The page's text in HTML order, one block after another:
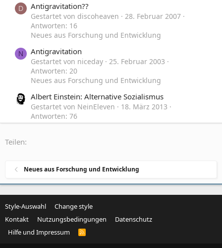
D Antigravitation??
Gestartet von discoheaven
28. Februar 2007
Antworten: 16
Neues aus Forschung und Entwicklung
N Antigravitation
Gestartet von niceday
25. Februar 2003
Antworten: 20
Neues aus Forschung und Entwicklung
Albert Einstein: Alternative Sozialismus
Gestartet von NeinEleven
18. März 2013
Antworten: 76
Zeitgeschehen, Politik und Gesellschaft
Teilen:
Neues aus Forschung und Entwicklung
Style-Auswahl
Change style
Kontakt
Nutzungsbedingungen
Datenschutz
Hilfe und Impressum
R